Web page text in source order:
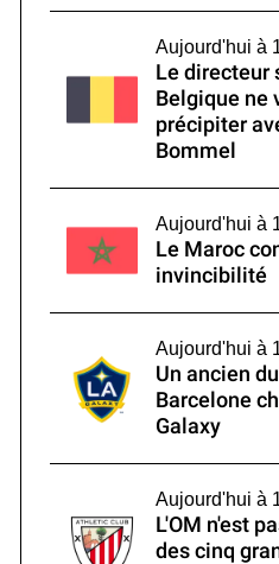
Aujourd'hui à
Le directeur
Belgique ne
précipiter
Bommel
Aujourd'hui à
Le Maroc
invincibilité
Aujourd'hui à
Un ancien
Barcelone
Galaxy
Aujourd'hui à
L'OM n'est
des cinq